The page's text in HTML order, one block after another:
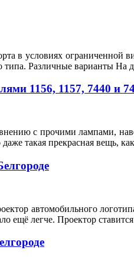
в условиях
типа. Различные варианты
1156, 1157, 7440 и
с прочими лампами,
такая прекрасная вещь,
автомобильного
ещё легче. Проектор